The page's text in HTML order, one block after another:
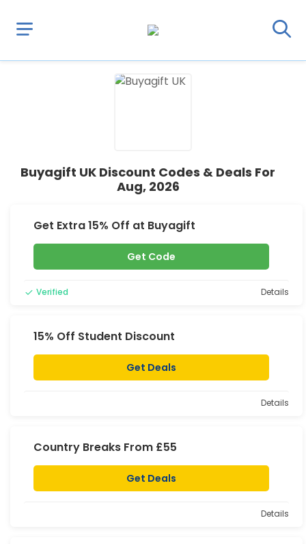
Buyagift UK Discount Codes & Deals For
Aug, 2026
Get Extra 15% Off at Buyagift
Get Code
Verified Details
15% Off Student Discount
Get Deals
Details
Country Breaks From £55
Get Deals
Details